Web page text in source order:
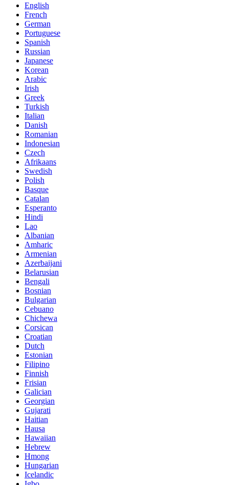
English
French
German
Portuguese
Spanish
Russian
Japanese
Korean
Arabic
Irish
Greek
Turkish
Italian
Danish
Romanian
Indonesian
Czech
Afrikaans
Swedish
Polish
Basque
Catalan
Esperanto
Hindi
Lao
Albanian
Amharic
Armenian
Azerbaijani
Belarusian
Bengali
Bosnian
Bulgarian
Cebuano
Chichewa
Corsican
Croatian
Dutch
Estonian
Filipino
Finnish
Frisian
Galician
Georgian
Gujarati
Haitian
Hausa
Hawaiian
Hebrew
Hmong
Hungarian
Icelandic